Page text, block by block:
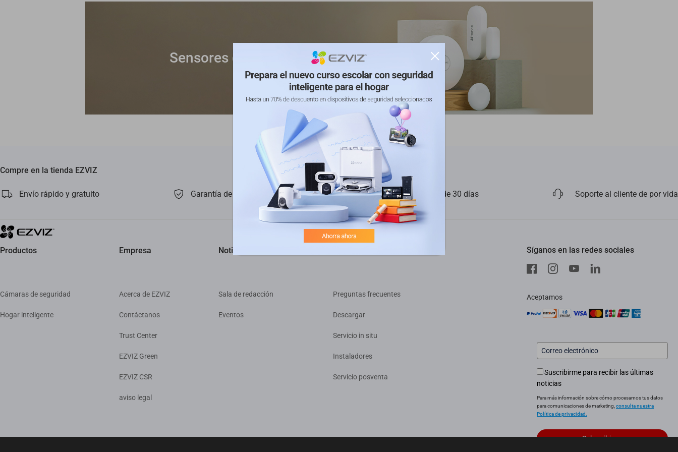
Sensores de hogar
Compre en la tienda EZVIZ
Envío rápido y gratuito Garantía de tres años Garantía de devolución de 30 días Soporte al cliente de por vida
Productos
Cámaras de seguridad
Hogar inteligente
Empresa
Acerca de EZVIZ
Contáctanos
Trust Center
EZVIZ Green
EZVIZ CSR
aviso legal
Noticias y eventos
Sala de redacción
Eventos
Preguntas frecuentes
Descargar
Servicio in situ
Instaladores
Servicio posventa
Síganos en las redes sociales
Aceptamos
Suscribirme para recibir las últimas
noticias
Para más información sobre cómo procesamos tus datos
para comunicaciones de marketing, consulta nuestra
Política de privacidad.
Subscribirme